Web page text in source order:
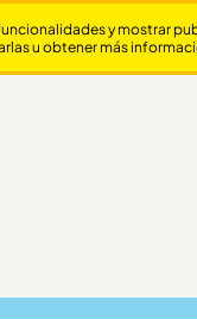
y mostrar
u obtener más